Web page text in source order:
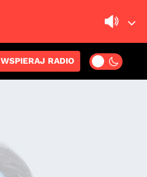
WSPIERAJ RADIO